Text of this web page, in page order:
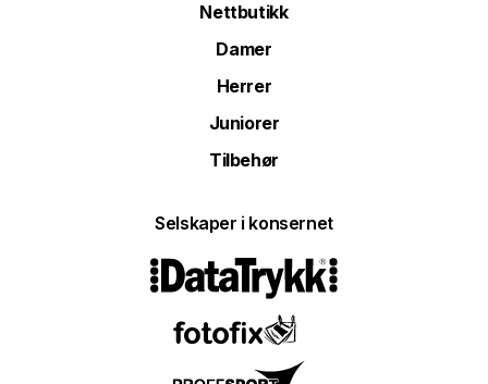
Nettbutikk
Damer
Herrer
Juniorer
Tilbehør
Selskaper i konsernet